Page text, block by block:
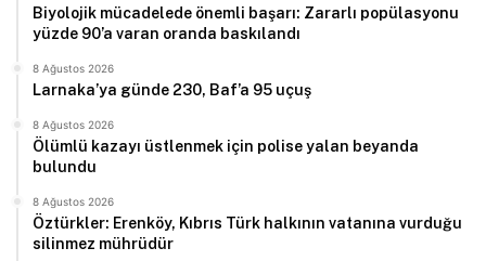
Biyolojik mücadelede önemli başarı: Zararlı popülasyonu
yüzde 90’a varan oranda baskılandı
8 Ağustos 2026
Larnaka’ya günde 230, Baf’a 95 uçuş
8 Ağustos 2026
Ölümlü kazayı üstlenmek için polise yalan beyanda
bulundu
8 Ağustos 2026
Öztürkler: Erenköy, Kıbrıs Türk halkının vatanına vurduğu
silinmez mührüdür